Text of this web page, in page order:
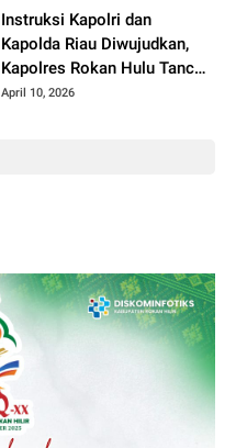
Instruksi Kapolri dan
Kapolda Riau Diwujudkan,
Kapolres Rokan Hulu Tancap
Gas Bangun Jembatan
April 10, 2026